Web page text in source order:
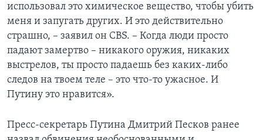
использовал это химическое вещество, чтобы убить
меня и запугать других. И это действительно
страшно, – заявил он CBS. – Когда люди просто
падают замертво – никакого оружия, никаких
выстрелов, ты просто падаешь без каких-либо
следов на твоем теле – это что-то ужасное. И
Путину это нравится».
Пресс-секретарь Путина Дмитрий Песков ранее